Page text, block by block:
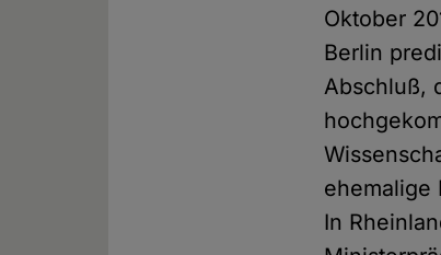
Oktober
Berlin
Abschluß,
ehemalige
In